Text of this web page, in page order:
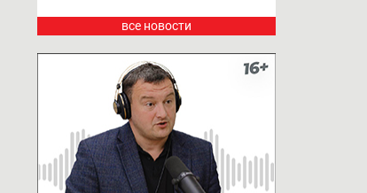
все новости